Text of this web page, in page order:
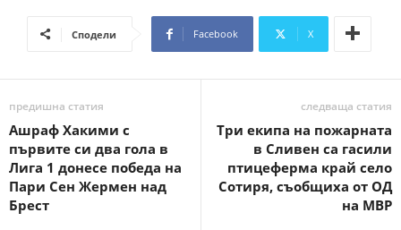
Сподели Facebook X
предишна статия
Ашраф Хакими с
първите си два гола в
Лига 1 донесе победа на
Пари Сен Жермен над
Брест
следваща статия
Три екипа на пожарната
в Сливен са гасили
птицеферма край село
Сотиря, съобщиха от ОД
на МВР